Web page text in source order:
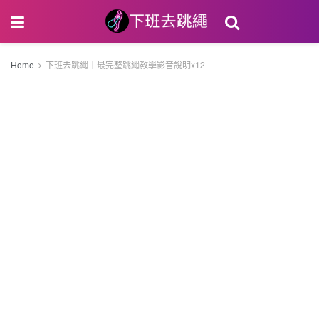
Home 下班去跳繩｜最完整跳繩教學影音說明x12